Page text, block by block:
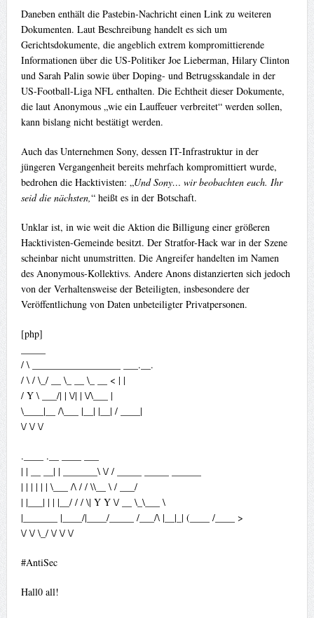
Daneben enthält die Pastebin-Nachricht einen Link zu weiteren
Dokumenten. Laut Beschreibung handelt es sich um
Gerichtsdokumente, die angeblich extrem kompromittierende
Informationen über die US-Politiker Joe Lieberman, Hilary Clinton
und Sarah Palin sowie über Doping- und Betrugsskandale in der
US-Football-Liga NFL enthalten. Die Echtheit dieser Dokumente,
die laut Anonymous „wie ein Lauffeuer verbreitet“ werden sollen,
kann bislang nicht bestätigt werden.
Auch das Unternehmen Sony, dessen IT-Infrastruktur in der
jüngeren Vergangenheit bereits mehrfach kompromittiert wurde,
bedrohen die Hacktivisten: „Und Sony… wir beobachten euch. Ihr
seid die nächsten,“ heißt es in der Botschaft.
Unklar ist, in wie weit die Aktion die Billigung einer größeren
Hacktivisten-Gemeinde besitzt. Der Stratfor-Hack war in der Szene
scheinbar nicht unumstritten. Die Angreifer handelten im Namen
des Anonymous-Kollektivs. Andere Anons distanzierten sich jedoch
von der Verhaltensweise der Beteiligten, insbesondere der
Veröffentlichung von Daten unbeteiligter Privatpersonen.
[php]
/ \ __________________ ___.__.
/ \ / \_/ __ \_ __ \_ __ < | |
/ Y \ ___/| | \/| | \/\___ |
\____|__ /\___ |__| |__| / ____|
\/ \/ \/
.____ .__ ____ ___
| | __ __| | _______\ \/ / _____ _____ ______
| | | | | | \___ /\ / / \\__ \ / ___/
| |___| | | |__/ / / \| Y Y \/ __ \_\___ \
|_______ |____/|____/_____ /___/\ |__|_| (____ /____ >
\/ \/ \_/ \/ \/ \/
#AntiSec
Hall0 all!